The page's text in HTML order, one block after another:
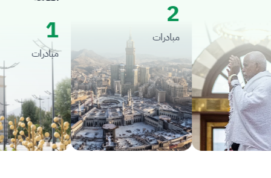
1
مبادرات
2
مبادرات